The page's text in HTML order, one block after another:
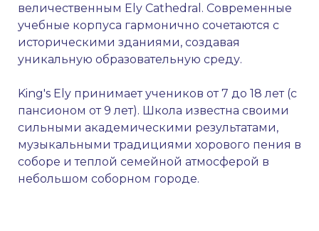
величественным Ely Cathedral. Современные
учебные корпуса гармонично сочетаются с
историческими зданиями, создавая
уникальную образовательную среду.
King's Ely принимает учеников от 7 до 18 лет (с
пансионом от 9 лет). Школа известна своими
сильными академическими результатами,
музыкальными традициями хорового пения в
соборе и теплой семейной атмосферой в
небольшом соборном городе.